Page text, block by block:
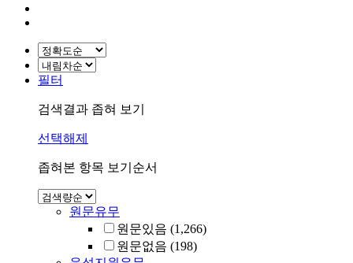
필터
검색결과 좁혀 보기
선택해제
좁혀본 항목 보기순서
원문유무
원문있음 (1,266)
원문없음 (198)